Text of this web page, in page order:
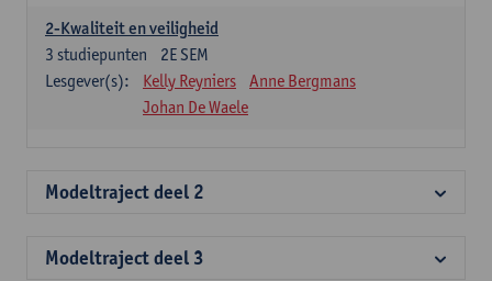
2-Kwaliteit en veiligheid
2E SEM
3 studiepunten
Lesgever(s):
Kelly Reyniers
Anne Bergmans
Johan De Waele
Modeltraject deel 2
Modeltraject deel 3